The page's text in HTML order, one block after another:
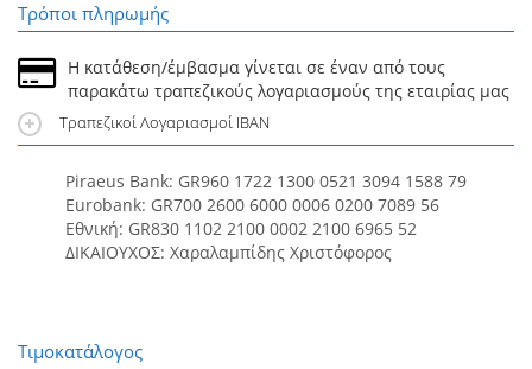
Τρόποι πληρωμής
Η κατάθεση/έμβασμα γίνεται σε έναν από τους
παρακάτω τραπεζικούς λογαριασμούς της εταιρίας μας
Τραπεζικοί Λογαριασμοί IBAN
Piraeus Bank: GR960 1722 1300 0521 3094 1588 79
Eurobank: GR700 2600 6000 0006 0200 7089 56
Εθνική: GR830 1102 2100 0002 2100 6965 52
ΔΙΚΑΙΟΥΧΟΣ: Χαραλαμπίδης Χριστόφορος
Τιμοκατάλογος